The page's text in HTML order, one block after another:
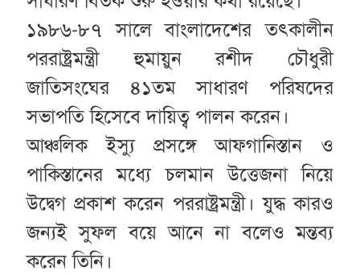
১৯৮৬-৮৭ সালে বাংলাদেশের তৎকালীন
পররাষ্ট্রমন্ত্রী হুমায়ুন রশীদ চৌধুরী
জাতিসংঘের ৪১তম সাধারণ পরিষদের
সভাপতি হিসেবে দায়িত্ব পালন করেন।
আঞ্চলিক ইস্যু প্রসঙ্গে আফগানিস্তান ও
পাকিস্তানের মধ্যে চলমান উত্তেজনা নিয়ে
উদ্বেগ প্রকাশ করেন পররাষ্ট্রমন্ত্রী। যুদ্ধ কারও
জন্যই সুফল বয়ে আনে না বলেও মন্তব্য
করেন তিনি।